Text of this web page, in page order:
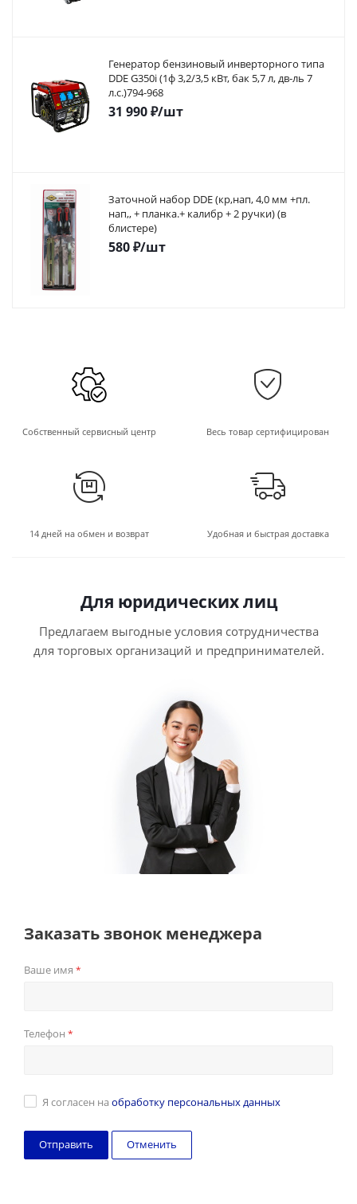
Генератор бензиновый инверторного типа
DDE G350i (1ф 3,2/3,5 кВт, бак 5,7 л, дв-ль 7
л.с.)794-968
31 990₽/шт
Заточной набор DDE (кр,нап, 4,0 мм +пл.
нап,, + планка.+ калибр + 2 ручки) (в
блистере)
580₽/шт
Собственный сервисный центр Весь товар сертифицирован
14 дней на обмен и возврат Удобная и быстрая доставка
Для юридических лиц
Предлагаем выгодные условия сотрудничества
для торговых организаций и предпринимателей.
Заказать звонок менеджера
Ваше имя *
Телефон *
Я согласен на обработку персональных данных
Отменить